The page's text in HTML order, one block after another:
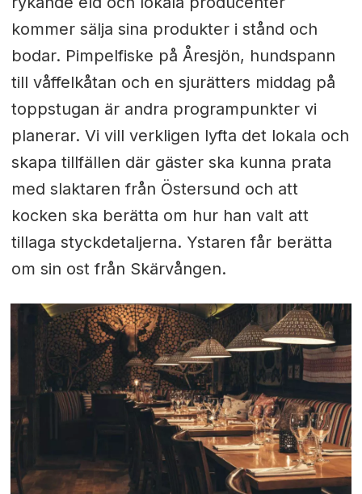
kommer sälja sina produkter i stånd och
bodar. Pimpelfiske på Åresjön, hundspann
till våffelkåtan och en sjurätters middag på
toppstugan är andra programpunkter vi
planerar. Vi vill verkligen lyfta det lokala och
skapa tillfällen där gäster ska kunna prata
med slaktaren från Östersund och att
kocken ska berätta om hur han valt att
tillaga styckdetaljerna. Ystaren får berätta
om sin ost från Skärvången.